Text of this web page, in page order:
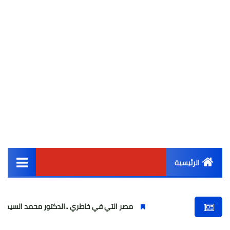
الرئيسية
أخبار مصر
مصر التي في خاطري ..الدكتور محمد السيد بدر.. مصري يتصدر